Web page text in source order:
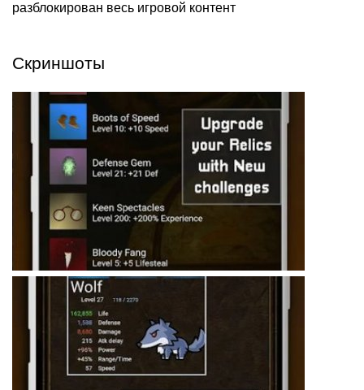
разблокирован весь игровой контент
Скриншоты